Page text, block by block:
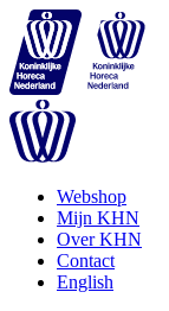
Webshop
Mijn KHN
Over KHN
Contact
English